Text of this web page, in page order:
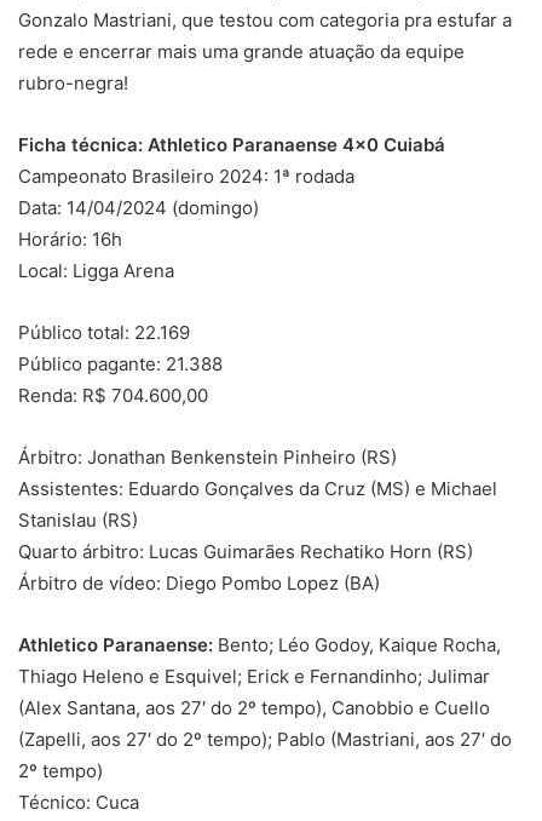
Gonzalo Mastriani, que testou com categoria pra estufar a
rede e encerrar mais uma grande atuação da equipe
rubro-negra!
Ficha técnica: Athletico Paranaense 4×0 Cuiabá
Campeonato Brasileiro 2024: 1ª rodada
Data: 14/04/2024 (domingo)
Horário: 16h
Local: Ligga Arena
Público total: 22.169
Público pagante: 21.388
Renda: R$ 704.600,00
Árbitro: Jonathan Benkenstein Pinheiro (RS)
Assistentes: Eduardo Gonçalves da Cruz (MS) e Michael
Stanislau (RS)
Quarto árbitro: Lucas Guimarães Rechatiko Horn (RS)
Árbitro de vídeo: Diego Pombo Lopez (BA)
Athletico Paranaense: Bento; Léo Godoy, Kaique Rocha,
Thiago Heleno e Esquivel; Erick e Fernandinho; Julimar
(Alex Santana, aos 27′ do 2º tempo), Canobbio e Cuello
(Zapelli, aos 27′ do 2º tempo); Pablo (Mastriani, aos 27′ do
2º tempo)
Técnico: Cuca